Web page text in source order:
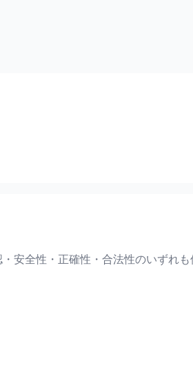
安全性・正確性・合法性のいずれも